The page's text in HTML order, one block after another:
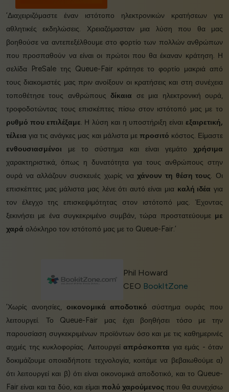
‘Διαχειριζόμαστε έναν ιστότοπο ηλεκτρονικών κρατήσεων για
αθλητικές εκδηλώσεις. Χρειαζόμασταν μια λύση που θα μας
βοηθούσε να αντεπεξέλθουμε στο φορτίο των πολλών ανθρώπων
που προσπαθούν να είναι οι πρώτοι που θα έκαναν κράτηση. Η
σελίδα PreSale της Queue-Fair κράτησε το φορτίο μακριά από
τους διακομιστές μας πριν ανοίξουν οι κρατήσεις και στη συνέχεια
τοποθέτησε τους ανθρώπουςδίκαια σε μια ηλεκτρονική ουρά,
τροφοδοτώντας τους επισκέπτες πίσω στον ιστότοπό μας με το
ρυθμό που επιλέξαμε . Η λύση και η υποστήριξη είναιεξαιρετική,
τέλεια για τις ανάγκες μας και μάλιστα με προσιτό κόστος. Είμαστε
ενθουσιασμένοι με το σύστημα και είναι γεμάτο χρήσιμα
χαρακτηριστικά, όπως η δυνατότητα για τους ανθρώπους στην
ουρά να αλλάζουν συσκευές χωρίς ναχάνουν τη θέση τους . Οι
επισκέπτες μας μάλιστα μας λένε ότι αυτό είναι μια καλή ιδέα για
τον έλεγχο της επισκεψιμότητας στον ιστότοπό μας. Έχοντας
ξεκινήσει με ένα συγκεκριμένο συμβάν, τώρα προστατεύουμε με
χαρά ολόκληρο τον ιστότοπό μας με το Queue-Fair.’
Phil Howard
CEO BookItZone
‘Χωρίς ανοησίες, οικονομικά αποδοτικό σύστημα ουράς που
λειτουργεί. Το Queue-Fair μας έχει βοηθήσει τόσο με την
παρουσίαση συγκεκριμένων προϊόντων όσο και με τις καθημερινές
αιχμές της κυκλοφορίας. Λειτουργεί απρόσκοπτα για εμάς - όταν
δοκιμάζουμε οποιαδήποτε τεχνολογία, κοιτάμε να βεβαιωθούμε α)
ότι λειτουργεί και β) ότι είναι οικονομικά αποδοτικό, και το Queue-
Fair είναι και τα δύο, και είμαιπολύ χαρούμενος που θα συνεχίσω